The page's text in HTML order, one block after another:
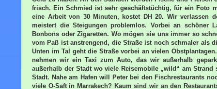
frisch. Ein Schmied ist sehr geschäftstüchtig, für ein Foto
eine Arbeit von 30 Minuten, kostet DH 20. Wir verlassen
meistert die Steigungen problemlos. Vorbei an schöner
Bonbons oder Zigaretten. Wo mögen sie uns immer so
vom Paß ist anstrengend, die Straße ist noch schmaler als
Unten im Tal geht die Straße vorbei an vielen
nehmen wir ein Taxi zum Auto, das wir außerhalb
außerhalb der Stadt wo viele Reisemobile „wild“ am
Stadt. Nahe am Hafen will Peter bei den Fischrestaurants
viele O-Saft in Marrakech? Kaum sind wir an den